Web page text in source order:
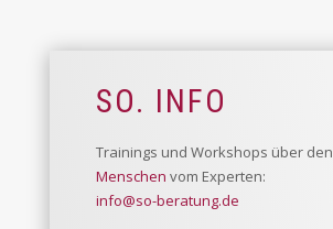
SO. INFO
Trainings und Workshops über den
Menschen vom Experten:
info@so-beratung.de